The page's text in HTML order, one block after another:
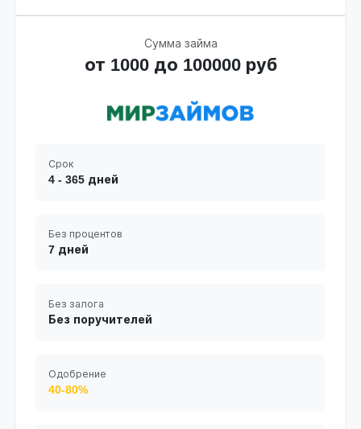
Сумма займа
от 1000 до 100000 руб
Срок
4 - 365 дней
Без процентов
7 дней
Без залога
Без поручителей
Одобрение
40-80%